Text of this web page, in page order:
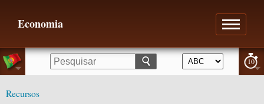
10
Economia
Recursos